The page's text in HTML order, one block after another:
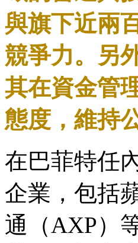
與旗下近兩
競爭力。另
其在資金管
態度，維持
在巴菲特任
企業，包括
通（AXP）